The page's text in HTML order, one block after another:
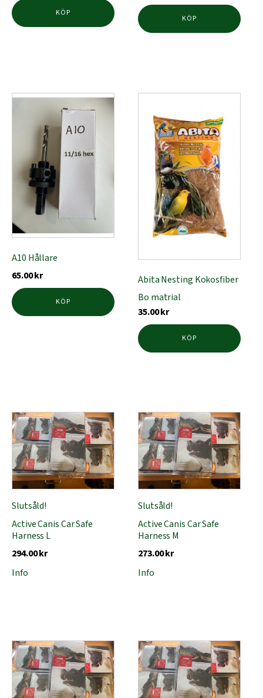
KÖP
KÖP
A10 Hållare
65.00kr
KÖP
Abita Nesting Kokosfiber
Bo matrial
35.00kr
KÖP
Slutsåld!
Active Canis Car Safe
Harness L
294.00kr
Info
Slutsåld!
Active Canis Car Safe
Harness M
273.00kr
Info